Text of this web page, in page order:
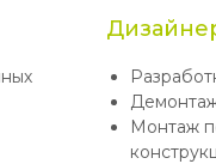
Монтаж